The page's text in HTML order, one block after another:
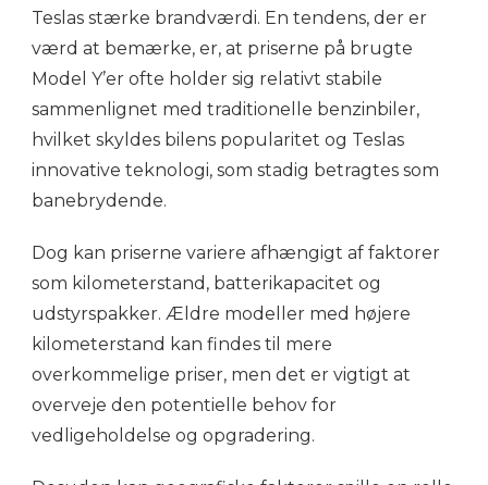
Teslas stærke brandværdi. En tendens, der er
værd at bemærke, er, at priserne på brugte
Model Y’er ofte holder sig relativt stabile
sammenlignet med traditionelle benzinbiler,
hvilket skyldes bilens popularitet og Teslas
innovative teknologi, som stadig betragtes som
banebrydende.
Dog kan priserne variere afhængigt af faktorer
som kilometerstand, batterikapacitet og
udstyrspakker. Ældre modeller med højere
kilometerstand kan findes til mere
overkommelige priser, men det er vigtigt at
overveje den potentielle behov for
vedligeholdelse og opgradering.